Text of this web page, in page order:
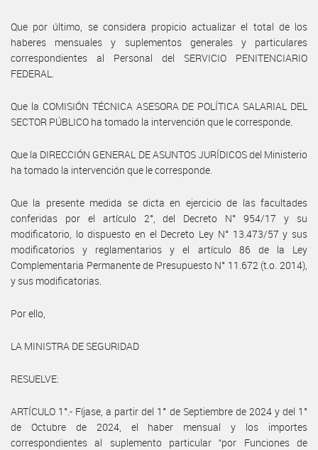
Que por último, se considera propicio actualizar el total de los
haberes mensuales y suplementos generales y particulares
correspondientes al Personal del SERVICIO PENITENCIARIO
FEDERAL.
Que la COMISIÓN TÉCNICA ASESORA DE POLÍTICA SALARIAL DEL
SECTOR PÚBLICO ha tomado la intervención que le corresponde.
Que la DIRECCIÓN GENERAL DE ASUNTOS JURÍDICOS del Ministerio
ha tomado la intervención que le corresponde.
Que la presente medida se dicta en ejercicio de las facultades
conferidas por el artículo 2°, del Decreto N° 954/17 y su
modificatorio, lo dispuesto en el Decreto Ley N° 13.473/57 y sus
modificatorios y reglamentarios y el artículo 86 de la Ley
Complementaria Permanente de Presupuesto N° 11.672 (t.o. 2014),
y sus modificatorias.
Por ello,
LA MINISTRA DE SEGURIDAD
RESUELVE:
ARTÍCULO 1°.- Fíjase, a partir del 1° de Septiembre de 2024 y del 1°
de Octubre de 2024, el haber mensual y los importes
correspondientes al suplemento particular “por Funciones de